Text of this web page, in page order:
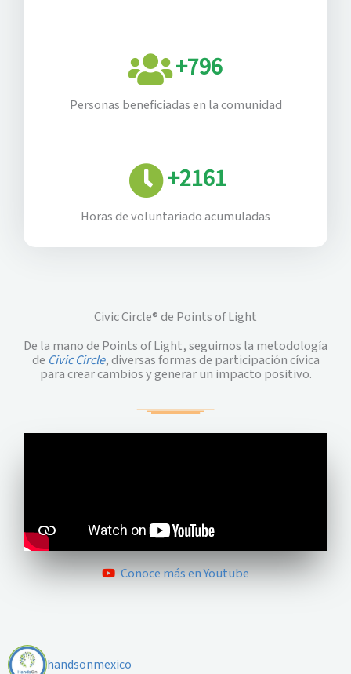
+796
Personas beneficiadas en la comunidad
+2161
Horas de voluntariado acumuladas
Civic Circle® de Points of Light
De la mano de Points of Light, seguimos la metodología
de Civic Circle, diversas formas de participación cívica
para crear cambios y generar un impacto positivo.
Conoce más en Youtube
handsonmexico